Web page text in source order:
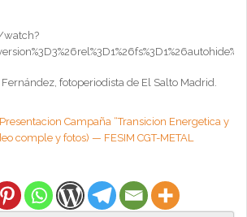
fotoperiodista de El Salto Madrid.
Campaña “Transicion Energetica y
comple y fotos) — FESIM CGT-METAL